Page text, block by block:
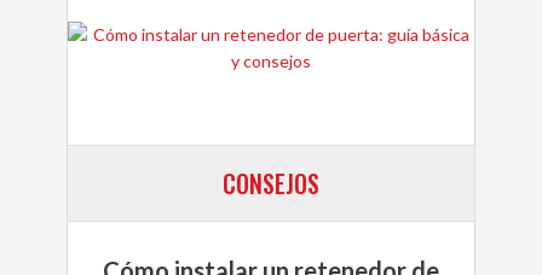
CONSEJOS